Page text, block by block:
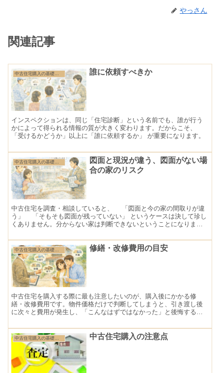
やっさん
関連記事
中古住宅購入の基礎知識 誰に依頼すべきか
インスペクションは、同じ「住宅診断」という名前でも、誰が行う
かによって得られる情報の質が大きく変わります。だからこそ、
「受けるかどうか」以上に「誰に依頼するか」 が重要になります。
中古住宅購入の基礎知識
図面と現況が違う、図面がない場
合の家のリスク
中古住宅を調査・相談していると、 「図面と今の家の間取りが違
う」 「そもそも図面が残っていない」 というケースは決して珍し
くありません。分からない家は判断できないということになりま
在しない住宅には、見えにくい大きなリスクが潜んでいます。
中古住宅購入の基礎知識 修繕・改修費用の目安
中古住宅を購入する際に最も注意したいのが、購入後にかかる修
繕・改修費用です。物件価格だけで判断してしまうと、引き渡し後
に次々と費用が発生し、「こんなはずではなかった」と後悔する原
以上、どこかに修繕や更新のタイミングが控えていると考える必要
があります。
中古住宅購入の基礎知識 中古住宅購入の注意点